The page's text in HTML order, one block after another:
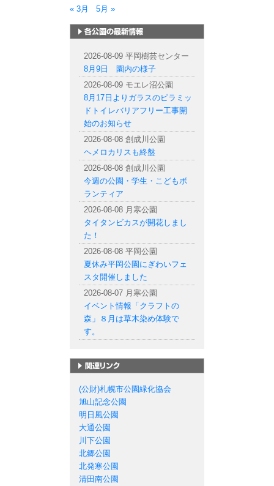
« 3月 5月 »
2026-08-09 平岡樹芸センター
8月9日 園内の様子
2026-08-09 モエレ沼公園
8月17日よりガラスのピラミッ
ドトイレバリアフリー工事開
始のお知らせ
2026-08-08 創成川公園
ヘメロカリスも終盤
2026-08-08 創成川公園
今週の公園・学生・こどもボ
ランティア
2026-08-08 月寒公園
タイタンビカスが開花しまし
た！
2026-08-08 平岡公園
夏休み平岡公園にぎわいフェ
スタ開催しました
2026-08-07 月寒公園
イベント情報「クラフトの
森」８月は草木染め体験で
す。
(公財)札幌市公園緑化協会
旭山記念公園
明日風公園
大通公園
川下公園
北郷公園
北発寒公園
清田南公園